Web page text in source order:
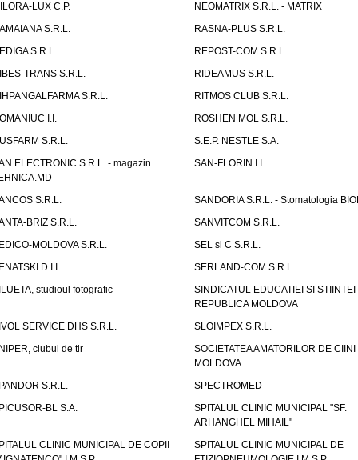
LUX C.P.
NEOMATRIX S.R.L. - MATRIX
S.R.L.
RASNA-PLUS S.R.L.
S.R.L.
REPOST-COM S.R.L.
TRANS S.R.L.
RIDEAMUS S.R.L.
S.R.L.
RITMOS CLUB S.R.L.
I.I.
ROSHEN MOL S.R.L.
S.R.L.
S.E.P. NESTLE S.A.
ELECTRONIC S.R.L. - magazin
SAN-FLORIN I.I.
S.R.L.
SANDORIA S.R.L. - Stomatologia
BRIZ S.R.L.
SANVITCOM S.R.L.
MOLDOVA S.R.L.
SEL si C S.R.L.
D I.I.
SERLAND-COM S.R.L.
studioul fotografic
SINDICATUL EDUCATIEI SI STIINTEI
REPUBLICA MOLDOVA
SERVICE DHS S.R.L.
SLOIMPEX S.R.L.
clubul de tir
SOCIETATEA AMATORILOR DE CIINI
MOLDOVA
S.R.L.
SPECTROMED
BL S.A.
SPITALUL CLINIC MUNICIPAL "SF.
ARHANGHEL MIHAIL"
CLINIC MUNICIPAL DE COPII
SPITALUL CLINIC MUNICIPAL DE